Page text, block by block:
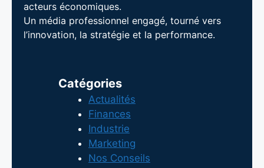
acteurs économiques.
Un média professionnel engagé, tourné vers
l’innovation, la stratégie et la performance.
Catégories
Actualités
Finances
Industrie
Marketing
Nos Conseils